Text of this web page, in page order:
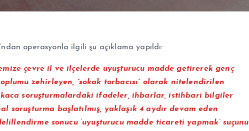
operasyonla ilgili şu açıklama yapıldı:
çevre il ve ilçelerde uyuşturucu madde getirerek genç
zehirleyen, “sokak torbacısı” olarak nitelendirilen
soruşturmalardaki ifadeler, ihbarlar, istihbari bilgiler
soruşturma başlatılmış, yaklaşık 4 aydır devam eden
sonucu ‘uyuşturucu madde ticareti yapmak’ suçunu